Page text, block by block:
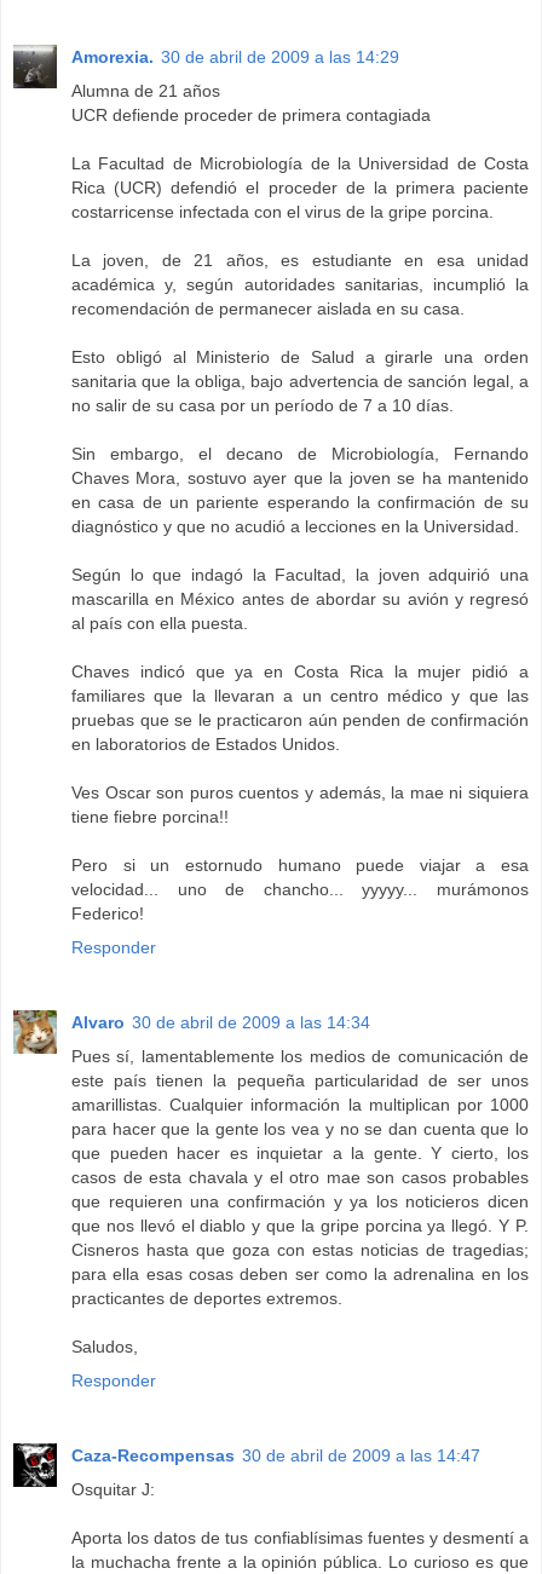
Amorexia. 30 de abril de 2009 a las 14:29
Alumna de 21 años
UCR defiende proceder de primera contagiada
La Facultad de Microbiología de la Universidad de Costa
Rica (UCR) defendió el proceder de la primera paciente
costarricense infectada con el virus de la gripe porcina.
La joven, de 21 años, es estudiante en esa unidad
académica y, según autoridades sanitarias, incumplió la
recomendación de permanecer aislada en su casa.
Esto obligó al Ministerio de Salud a girarle una orden
sanitaria que la obliga, bajo advertencia de sanción legal, a
no salir de su casa por un período de 7 a 10 días.
Sin embargo, el decano de Microbiología, Fernando
Chaves Mora, sostuvo ayer que la joven se ha mantenido
en casa de un pariente esperando la confirmación de su
diagnóstico y que no acudió a lecciones en la Universidad.
Según lo que indagó la Facultad, la joven adquirió una
mascarilla en México antes de abordar su avión y regresó
al país con ella puesta.
Chaves indicó que ya en Costa Rica la mujer pidió a
familiares que la llevaran a un centro médico y que las
pruebas que se le practicaron aún penden de confirmación
en laboratorios de Estados Unidos.
Ves Oscar son puros cuentos y además, la mae ni siquiera
tiene fiebre porcina!!
Pero si un estornudo humano puede viajar a esa
velocidad... uno de chancho... yyyyy... murámonos
Federico!
Responder
Alvaro 30 de abril de 2009 a las 14:34
Pues sí, lamentablemente los medios de comunicación de
este país tienen la pequeña particularidad de ser unos
amarillistas. Cualquier información la multiplican por 1000
para hacer que la gente los vea y no se dan cuenta que lo
que pueden hacer es inquietar a la gente. Y cierto, los
casos de esta chavala y el otro mae son casos probables
que requieren una confirmación y ya los noticieros dicen
que nos llevó el diablo y que la gripe porcina ya llegó. Y P.
Cisneros hasta que goza con estas noticias de tragedias;
para ella esas cosas deben ser como la adrenalina en los
practicantes de deportes extremos.
Saludos,
Responder
Caza-Recompensas 30 de abril de 2009 a las 14:47
Osquitar J:
Aporta los datos de tus confiablísimas fuentes y desmentí a
la muchacha frente a la opinión pública. Lo curioso es que